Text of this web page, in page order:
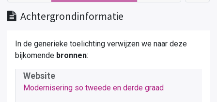
Achtergrondinformatie
In de generieke toelichting verwijzen we naar deze
bijkomende bronnen:
Website
Modernisering so tweede en derde graad